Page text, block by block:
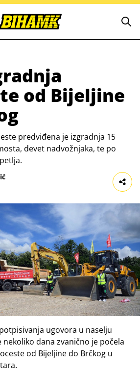
od Bijeljine
predviđena je izgradnja 15
devet nadvožnjaka, te po
ugovora u naselju
nekoliko dana zvanično je počela
od Bijeljine do Brčkog u